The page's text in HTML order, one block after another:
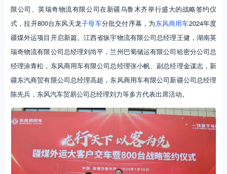
限公司、英瑞奇物流有限公司在新疆乌鲁木齐举行盛大的战略签约仪
式，拉开800台东风天龙子母车分批交付序幕，为东风商用车2024年度
疆煤外运项目开启新篇。江西省纵宇物流有限公司总经理王健，湖南英
瑞奇物流有限公司总经理刘尚平，兰州巴蜀储运有限公司哈密分公司总
经理涂青松，东风商用车有限公司总经理张小帆、副总经理金谋志，新
疆东汽商贸有限公司总经理高超，东风商用车有限公司新疆公司总经理
陈先兵，东风汽车贸易公司总经理刘力等多方代表出席活动。